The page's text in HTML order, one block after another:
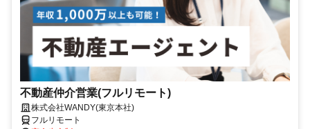
不動産仲介営業(フルリモート)
株式会社WANDY(東京本社)
フルリモート